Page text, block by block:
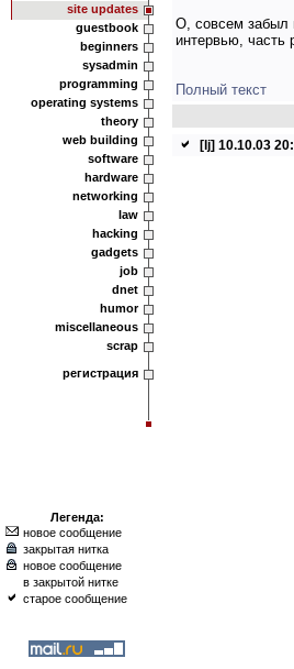
site updates
guestbook
beginners
sysadmin
programming
operating systems
theory
web building
software
hardware
networking
law
hacking
gadgets
job
dnet
humor
miscellaneous
scrap
регистрация
Легенда:
новое сообщение
закрытая нитка
новое сообщение
в закрытой нитке
старое сообщение
О, совсем забыл
интервью, часть
Полный текст
[lj] 10.10.03